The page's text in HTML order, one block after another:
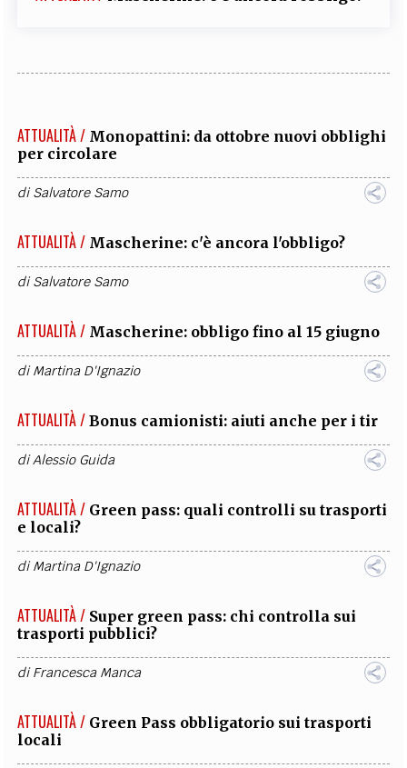
ATTUALITÀ / Monopattini: da ottobre nuovi obblighi
per circolare
diSalvatore Samo
ATTUALITÀ / Mascherine: c'è ancora l'obbligo?
diSalvatore Samo
ATTUALITÀ / Mascherine: obbligo fino al 15 giugno
diMartina D'Ignazio
ATTUALITÀ / Bonus camionisti: aiuti anche per i tir
diAlessio Guida
ATTUALITÀ / Green pass: quali controlli su trasporti
e locali?
diMartina D'Ignazio
ATTUALITÀ / Super green pass: chi controlla sui
trasporti pubblici?
diFrancesca Manca
ATTUALITÀ / Green Pass obbligatorio sui trasporti
locali